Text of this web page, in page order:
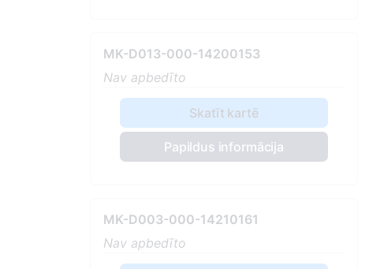
MK-D013-000-14200153
Nav apbedīto
Skatīt kartē
Papildus informācija
MK-D003-000-14210161
Nav apbedīto